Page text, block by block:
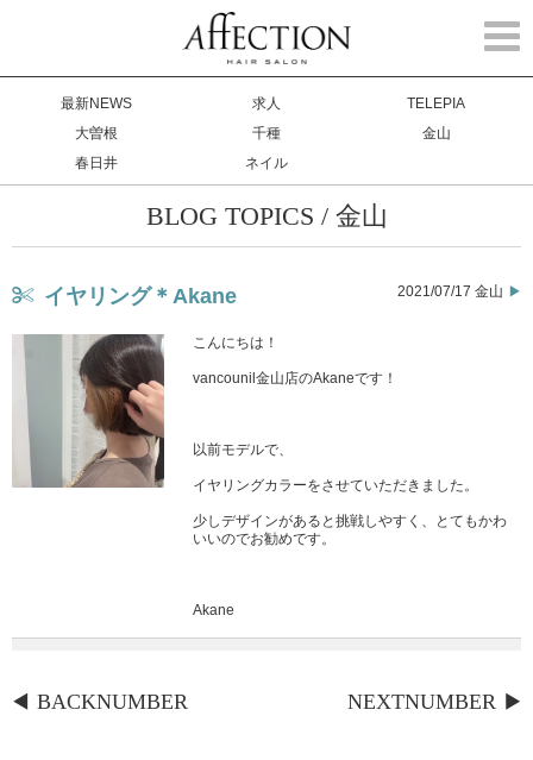
最新NEWS 求人
TELEPIA
大曽根
千種
金山
春日井
ネイル
BLOG TOPICS / 金山
イヤリング＊Akane 2021/07/17 金山
こんにちは！
vancounil金山店のAkaneです！
以前モデルで、
イヤリングカラーをさせていただきました。
少しデザインがあると挑戦しやすく、とてもかわ
いいのでお勧めです。
Akane
NEXTNUMBER
BACKNUMBER